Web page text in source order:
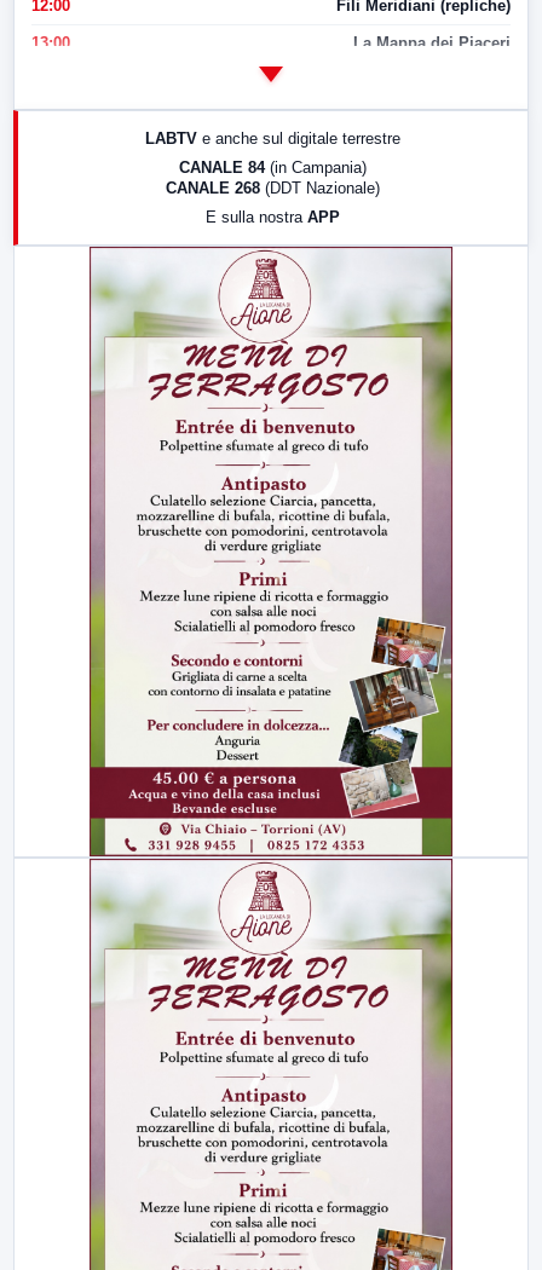
12:00 Fili Meridiani (repliche)
13:00 La Mappa dei Piaceri
LABTV e anche sul digitale terrestre
CANALE 84 (in Campania)
CANALE 268 (DDT Nazionale)
E sulla nostra APP